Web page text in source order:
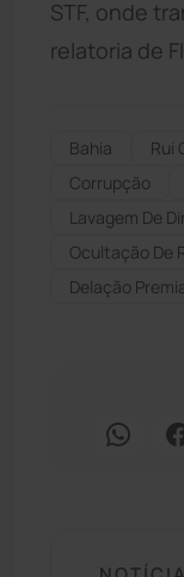
STF, onde
relatoria de
Bahia Rui
Corrupção
Lavagem De
Ocultação De
Delação